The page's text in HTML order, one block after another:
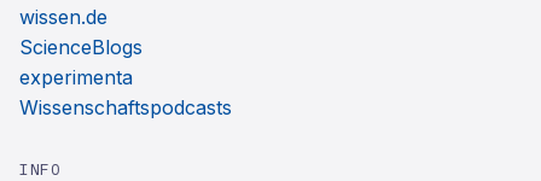
wissen.de
ScienceBlogs
experimenta
Wissenschaftspodcasts
INFO